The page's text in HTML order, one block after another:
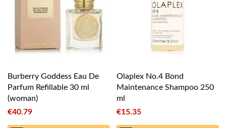
Burberry Goddess Eau De
Parfum Refillable 30 ml
(woman)
€40.79
Olaplex No.4 Bond
Maintenance Shampoo 250
ml
€15.35